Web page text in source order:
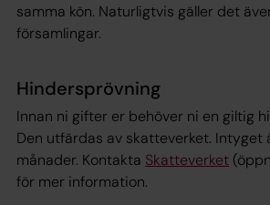
samma kön. Naturligtvis gäller det
församlingar.
Hindersprövning
Innan ni gifter er behöver ni en giltig
Den utfärdas av skatteverket. Intyget
månader. Kontakta Skatteverket
för mer information.